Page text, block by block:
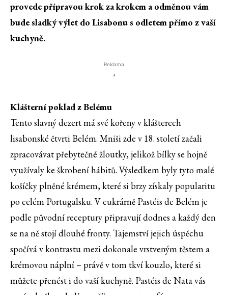
provede přípravou krok za krokem a odměnou vám
bude sladký výlet do Lisabonu s odletem přímo z vaší
kuchyně.
Reklama
'
Klášterní poklad z Belému
Tento slavný dezert má své kořeny v klášterech
lisabonské čtvrti Belém. Mniši zde v 18. století začali
zpracovávat přebytečné žloutky, jelikož bílky se hojně
využívaly ke škrobení hábitů. Výsledkem byly tyto malé
košíčky plněné krémem, které si brzy získaly popularitu
po celém Portugalsku. V cukrárně Pastéis de Belém je
podle původní receptury připravují dodnes a každý den
se na ně stojí dlouhé fronty. Tajemství jejich úspěchu
spočívá v kontrastu mezi dokonale vrstveným těstem a
krémovou náplní – právě v tom tkví kouzlo, které si
můžete přenést i do vaší kuchyně. Pastéis de Nata vás